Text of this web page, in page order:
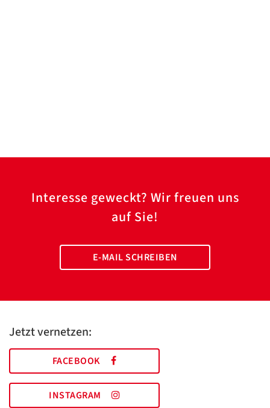
Interesse geweckt? Wir freuen uns
auf Sie!
E-MAIL SCHREIBEN
Jetzt vernetzen:
FACEBOOK
INSTAGRAM